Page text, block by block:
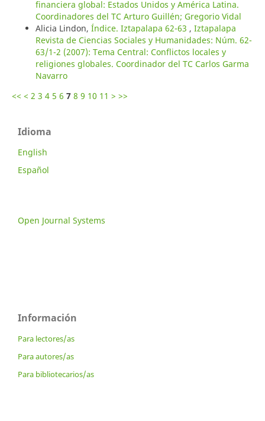
financiera global: Estados Unidos y América Latina.
Coordinadores del TC Arturo Guillén; Gregorio Vidal
Alicia Lindon, Índice. Iztapalapa 62-63 , Iztapalapa
Revista de Ciencias Sociales y Humanidades: Núm. 62-
63/1-2 (2007): Tema Central: Conflictos locales y
religiones globales. Coordinador del TC Carlos Garma
Navarro
<< < 2 3 4 5 6 7 8 9 10 11 > >>
Idioma
English
Español
Open Journal Systems
Información
Para lectores/as
Para autores/as
Para bibliotecarios/as